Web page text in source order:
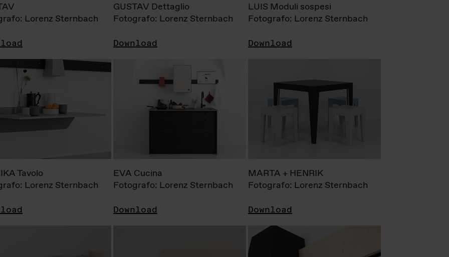
Lorenz Sternbach
GUSTAV Dettaglio
Fotografo: Lorenz Sternbach
Download
LUIS Moduli sospesi
Fotografo: Lorenz Sternbach
Download
Tavolo
Lorenz Sternbach
EVA Cucina
Fotografo: Lorenz Sternbach
Download
MARTA + HENRIK
Fotografo: Lorenz Sternbach
Download